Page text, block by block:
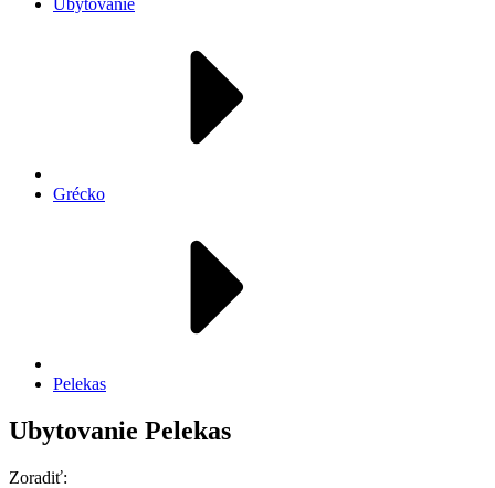
Ubytovanie
Grécko
Pelekas
Ubytovanie Pelekas
Zoradiť: